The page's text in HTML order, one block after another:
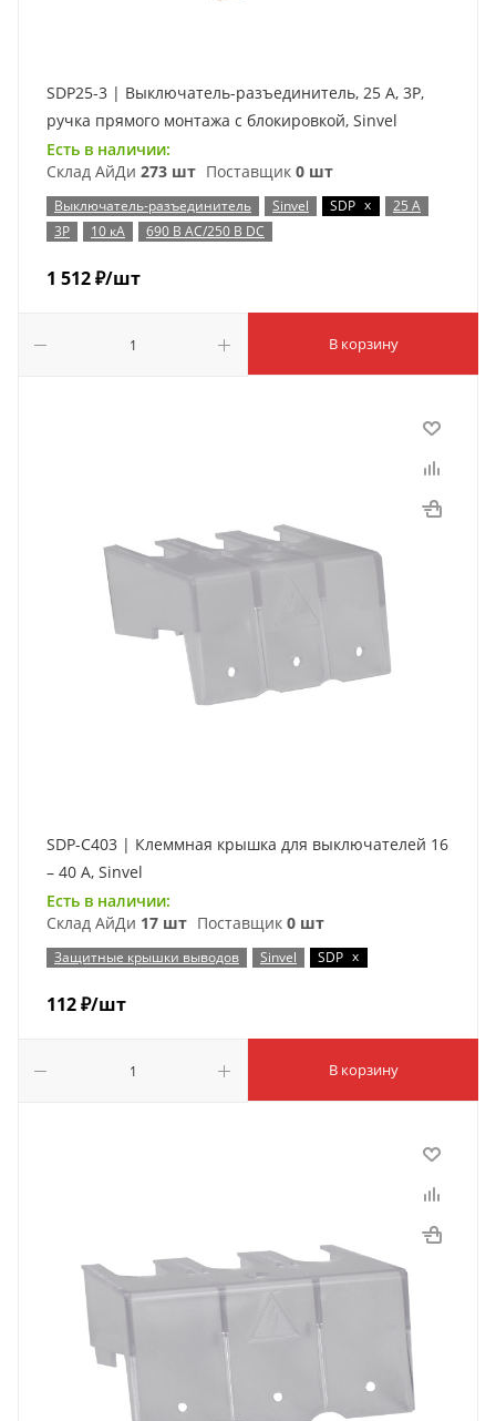
SDP25-3 | Выключатель-разъединитель, 25 А, 3Р,
ручка прямого монтажа с блокировкой, Sinvel
Есть в наличии:
Склад АйДи 273 шт Поставщик 0 шт
Выключатель-разъединитель Sinvel SDP x
25 А
3P
10 кА 690 В AC/250 В DC
1 512₽/шт
В корзину
SDP-C403 | Клеммная крышка для выключателей 16
– 40 А, Sinvel
Есть в наличии:
Склад АйДи 17 шт Поставщик 0 шт
Защитные крышки выводов Sinvel SDP x
112₽/шт
В корзину